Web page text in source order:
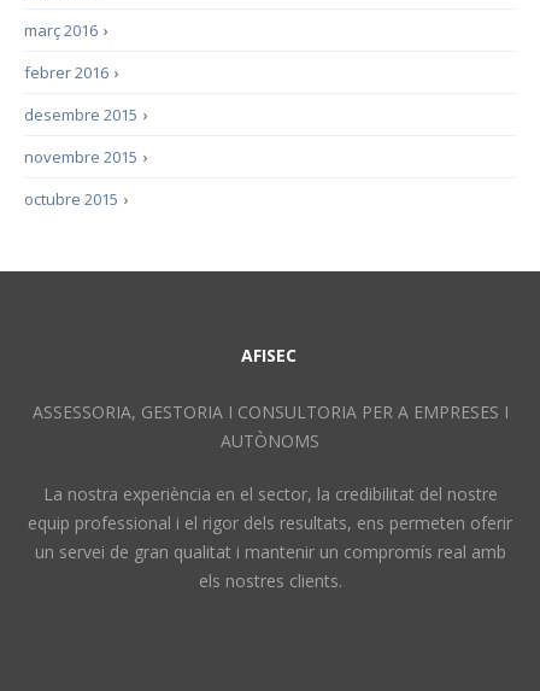
›
març 2016
›
febrer 2016
›
desembre 2015
›
novembre 2015
›
octubre 2015
AFISEC
ASSESSORIA, GESTORIA I CONSULTORIA PER A EMPRESES I
AUTÒNOMS
La nostra experiència en el sector, la credibilitat del nostre
equip professional i el rigor dels resultats, ens permeten oferir
un servei de gran qualitat i mantenir un compromís real amb
els nostres clients.